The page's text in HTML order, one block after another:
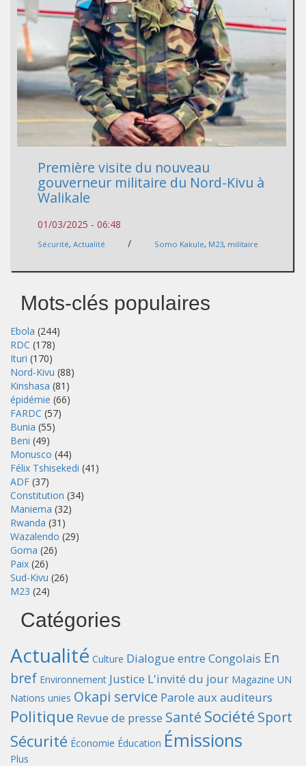
Première visite du nouveau
gouverneur militaire du Nord-Kivu à
Walikale
01/03/2025 - 06:48
Sécurité, Actualité / Somo Kakule, M23, militaire
Mots-clés populaires
Ebola (244)
RDC (178)
Ituri (170)
Nord-Kivu (88)
Kinshasa (81)
épidémie (66)
FARDC (57)
Bunia (55)
Beni (49)
Monusco (44)
Félix Tshisekedi (41)
ADF (37)
Constitution (34)
Maniema (32)
Rwanda (31)
Wazalendo (29)
Goma (26)
Paix (26)
Sud-Kivu (26)
M23 (24)
Catégories
Actualité Culture Dialogue entre Congolais En
bref Environnement Justice L'invité du jour Magazine UN
Nations unies Okapi service Parole aux auditeurs
Politique Revue de presse Santé Société Sport
Sécurité Économie Éducation Émissions
Plus